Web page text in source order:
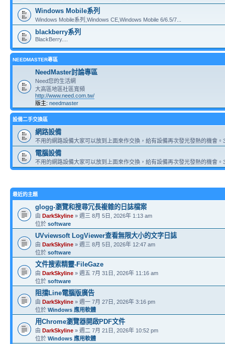
Windows Mobile系列
Windows Mobile系列,Windows CE,Windows Mobile 6/6.5/7...
blackberry系列
BlackBerry....
NEEDMASTER專區
NeedMaster討論專區
Need您的生活網
大高區地區社區寬頻
http://www.need.com.tw/
版主: needmaster
設備二手交換區
網路設備
不用的網路設備大家可以放到上面來作交換，給有設備再次發光發熱的機會。
電腦設備
不用的網路設備大家可以放到上面來作交換，給有設備再次發光發熱的機會。
最近的主題
glogg-瀏覽和搜尋冗長複雜的日誌檔案
由 DarkSkyline » 週三 8月 5日, 2026年 1:13 am
位於 software
UVviewsoft LogViewer查看無限大小的文字日誌
由 DarkSkyline » 週三 8月 5日, 2026年 12:47 am
位於 software
文件搜索精靈-FileGaze
由 DarkSkyline » 週五 7月 31日, 2026年 11:16 am
位於 software
阻擋Line電腦版廣告
由 DarkSkyline » 週一 7月 27日, 2026年 3:16 pm
位於 Windows 應用軟體
用Chrome瀏覽器開啟PDF文件
由 DarkSkyline » 週二 7月 21日, 2026年 10:52 pm
位於 Windows 應用軟體